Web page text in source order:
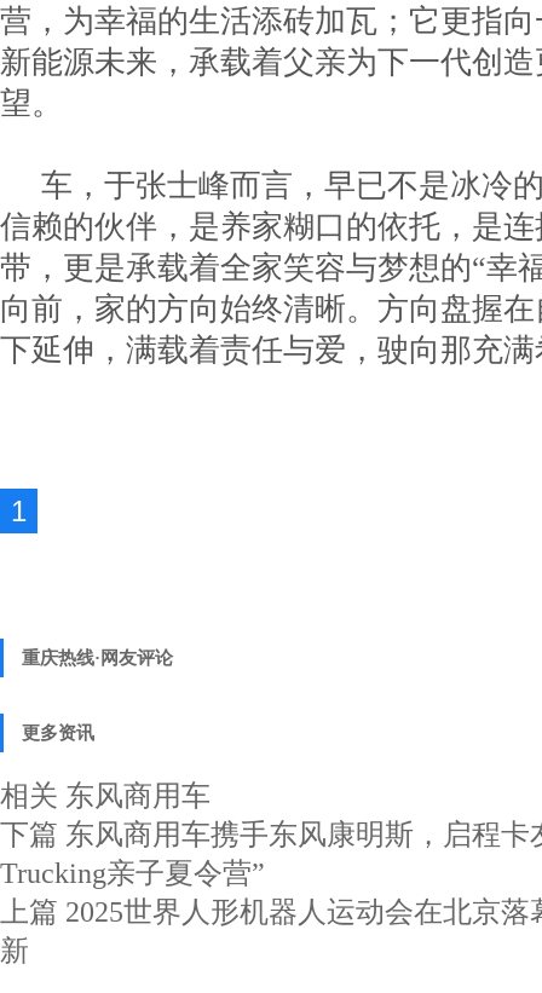
营，为幸福的生活添砖加瓦；它更指
新能源未来，承载着父亲为下一代创
望。
车，于张士峰而言，早已不是冰冷
信赖的伙伴，是养家糊口的依托，是
带，更是承载着全家笑容与梦想的“幸
向前，家的方向始终清晰。方向盘握
下延伸，满载着责任与爱，驶向那充
1
重庆热线·网友评论
更多资讯
相关 东风商用车
下篇 东风商用车携手东风康明斯，启程卡
Trucking亲子夏令营”
上篇 2025世界人形机器人运动会在北京
新